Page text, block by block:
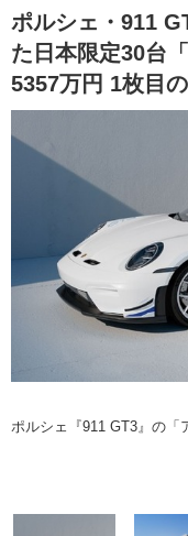
東海
中国
注目の記事
ショップレポート
自動車豆知識
鈑金・塗装
ディテイリング
ディテイリング
ヘッドライト磨き
鈑金・塗装
小キズ直し
ショップレポート
レストア
カーメーカー「旧車」関
イベント告知
ポルシェ・911
た日本限定30台
5357万円 1枚目
ポルシェ『911 GT3』の「